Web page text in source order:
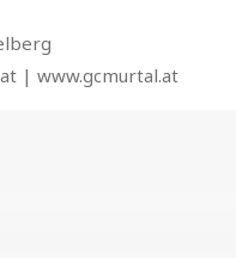
| www.gcmurtal.at